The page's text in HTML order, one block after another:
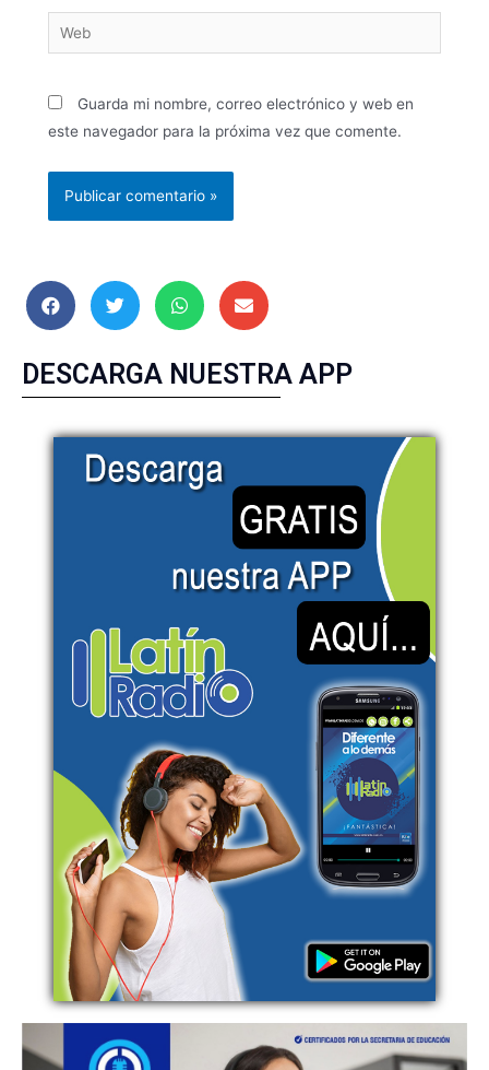
Guarda mi nombre, correo electrónico y web en
este navegador para la próxima vez que comente.
DESCARGA NUESTRA APP